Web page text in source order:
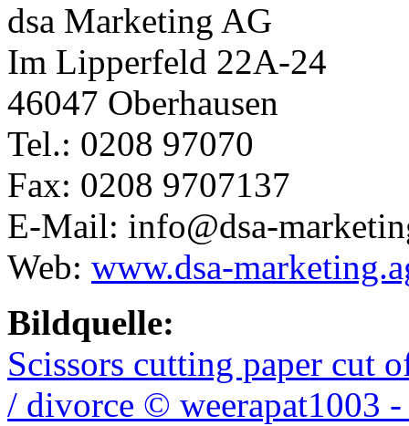
dsa Marketing AG
Im Lipperfeld 22A-24
46047 Oberhausen
Tel.: 0208 97070
Fax: 0208 9707137
E-Mail: info@dsa-
Web: www.dsa-
Bildquelle:
Scissors cutting paper cut
/ divorce © weerapat1003